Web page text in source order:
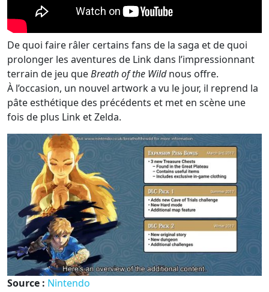
De quoi faire râler certains fans de la saga et de quoi
prolonger les aventures de Link dans l’impressionnant
terrain de jeu queBreath of the Wildnous offre.
À l’occasion, un nouvel artwork a vu le jour, il reprend la
pâte esthétique des précédents et met en scène une
fois de plus Link et Zelda.
Source : Nintendo